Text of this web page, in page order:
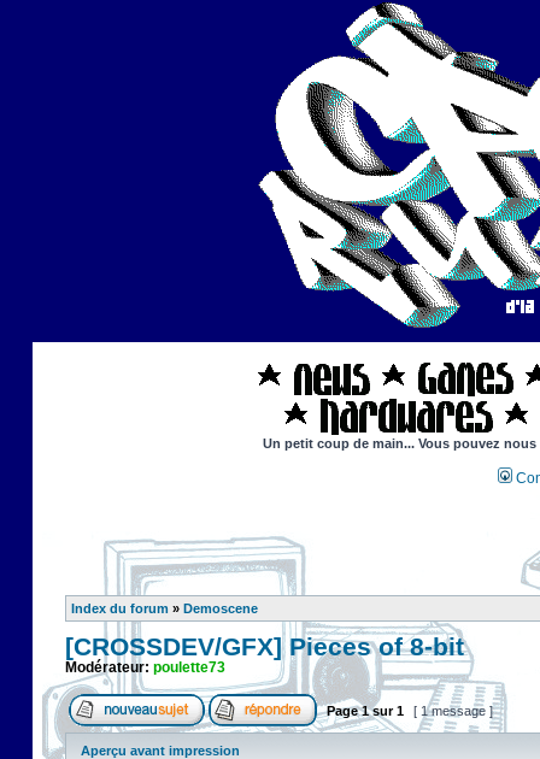
Un petit coup de main... Vous pouvez
Index du forum » Demoscene
[CROSSDEV/GFX] Pieces of 8-bit
Modérateur: poulette73
Page1sur1 [ 1 message ]
Aperçu avant impression